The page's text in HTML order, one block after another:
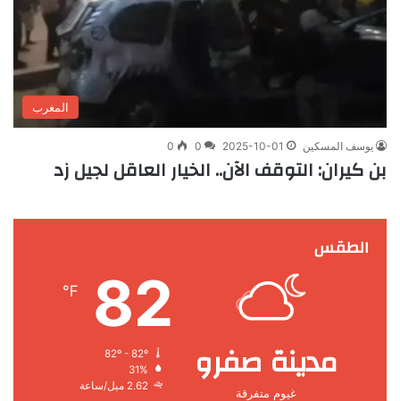
المغرب
يوسف المسكين 2025-10-01
0
0
بن كيران: التوقف الآن.. الخيار العاقل لجيل زد
الطقس
مدينة صفرو
غيوم متفرقة
82
℉
31%
2.62 ميل/ساعة